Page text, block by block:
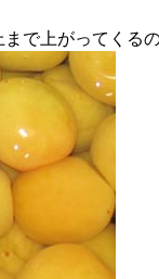
で上がってくる